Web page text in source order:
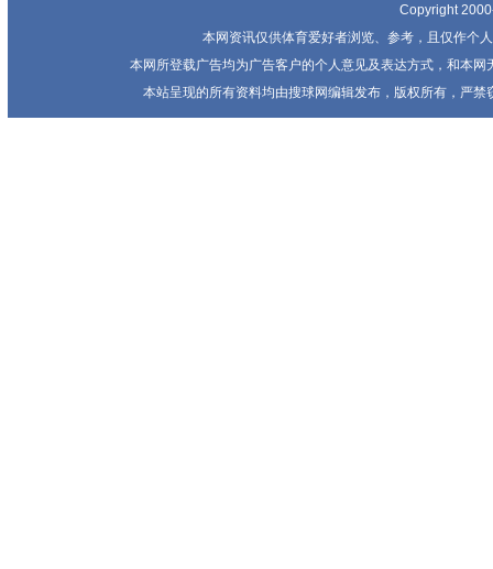
Copyright
本网资讯仅供体育爱好者浏览、参考，且仅作个
本网所登载广告均为广告客户的个人意见及表达方式，和本
本站呈现的所有资料均由搜球网编辑发布，版权所有，严